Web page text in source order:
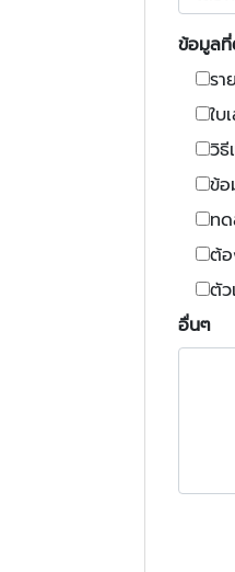
ข้อมูล
รา
ใบ
วิธี
ข้อ
ท
ต้
ตัว
อื่นๆ